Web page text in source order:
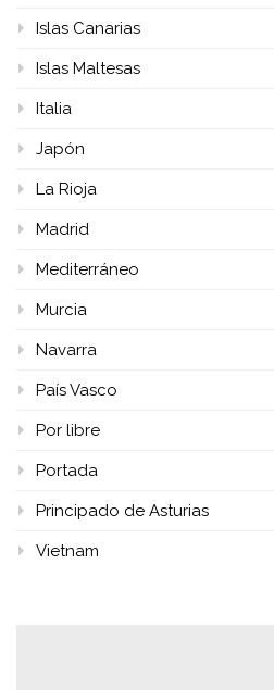
Islas Canarias
Islas Maltesas
Italia
Japón
La Rioja
Madrid
Mediterráneo
Murcia
Navarra
País Vasco
Por libre
Portada
Principado de Asturias
Vietnam